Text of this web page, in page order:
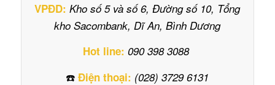
VPĐD: Kho số 5 và số 6, Đường số 10, Tổng
kho Sacombank, Dĩ An, Bình Dương
Hot line: 090 398 3088
☎️Điện thoại: (028) 3729 6131